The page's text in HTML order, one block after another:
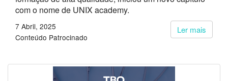
com o nome de UNIX academy.
Ler mais
7 Abril, 2025
Conteúdo Patrocinado